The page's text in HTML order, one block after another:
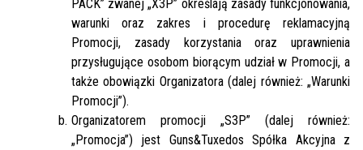
PACK” zwanej „X3P” określają zasady funkcjonowania,
warunki oraz zakres i procedurę reklamacyjną
Promocji, zasady korzystania oraz uprawnienia
przysługujące osobom biorącym udział w Promocji, a
także obowiązki Organizatora (dalej również: „Warunki
Promocji”).
Organizatorem promocji „S3P” (dalej również:
„Promocja”) jest Guns&Tuxedos Spółka Akcyjna z